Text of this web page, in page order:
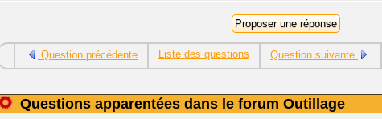
Question précédente Liste des questions Question suivante
Questions apparentées dans le forum Outillage